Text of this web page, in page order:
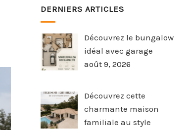
DERNIERS ARTICLES
Découvrez le bungalow
idéal avec garage
août 9, 2026
Découvrez cette
charmante maison
familiale au style